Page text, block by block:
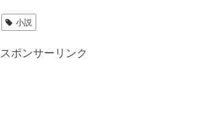
小説
スポンサーリンク